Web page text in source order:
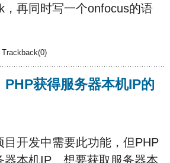
，再同时写一个onfocus的语
PHP获得服务器本机IP的
目开发中需要此功能，但PHP
器本机IP。想要获取服务器本